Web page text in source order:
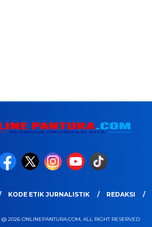
KODE ETIK JURNALISTIK REDAKSI
@ 2026 ONLINEPANTURA.COM, ALL RIGHT RESERVED